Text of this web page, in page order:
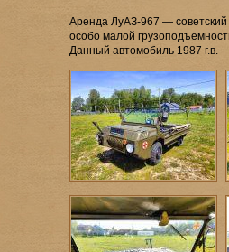
Аренда ЛуАЗ-967 —
особо малой
Данный автомобиль 1987 г.в.